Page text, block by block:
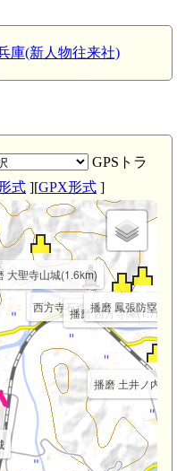
庫(新人物往来社)
GPSトラ
式 ][GPX形式 ]
西方寺石造宝塔(1.6km)
大聖寺山城(1.6km)
播磨 西方寺陣(1.7km)
播磨 土井ノ内城
播磨 鳳張防塁